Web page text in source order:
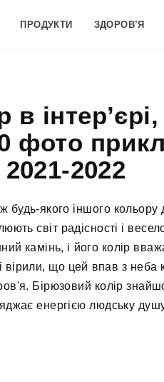
ПРОДУКТИ ЗДОРОВ’Я
в
фото
2022
якого іншого кольору
світ радісності і
камінь, і його колір
вірили, що цей впав з неба
Бірюзовий колір
енергією людську